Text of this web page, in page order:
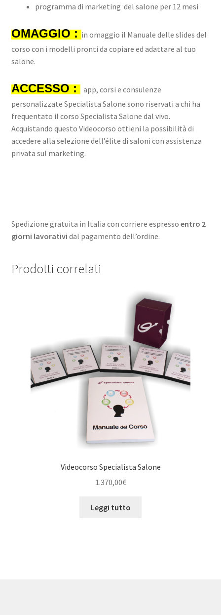
programma di marketing del salone per 12 mesi
OMAGGIO :in omaggio il Manuale delle slides del
corso con i modelli pronti da copiare ed adattare al tuo
salone.
ACCESSO : app, corsi e consulenze
personalizzate Specialista Salone sono riservati a chi ha
frequentato il corso Specialista Salone dal vivo.
Acquistando questo Videocorso ottieni la possibilità di
accedere alla selezione dell’élite di saloni con assistenza
privata sul marketing.
Spedizione gratuita in Italia con corriere espresso entro 2
giorni lavorativi dal pagamento dell’ordine.
Prodotti correlati
Videocorso Specialista Salone
1.370,00€
Leggi tutto